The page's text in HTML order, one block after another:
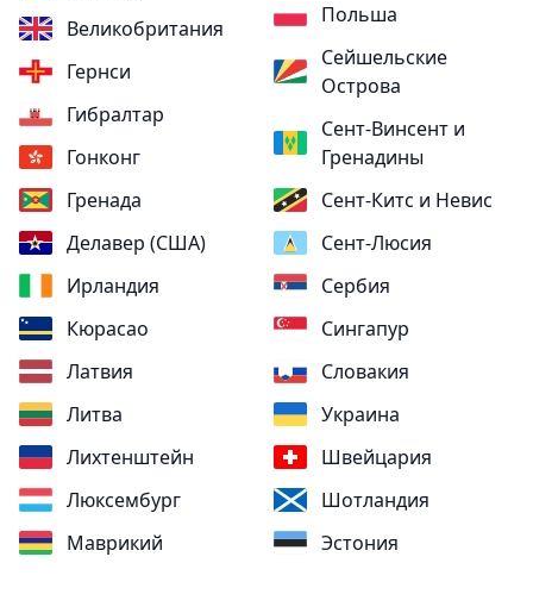
Великобритания
Гернси
Гибралтар
Гонконг
Гренада
Делавер (США)
Ирландия
Кюрасао
Латвия
Литва
Лихтенштейн
Люксембург
Маврикий
Польша
Сейшельские
Острова
Сент-Винсент и
Гренадины
Сент-Китс и Невис
Сент-Люсия
Сербия
Сингапур
Словакия
Украина
Швейцария
Шотландия
Эстония